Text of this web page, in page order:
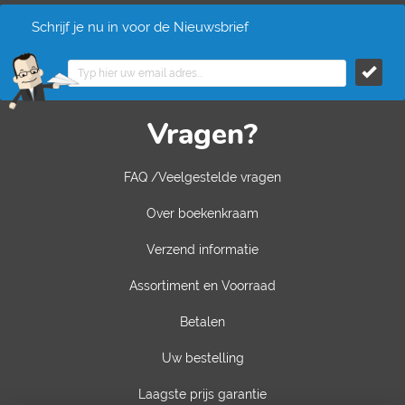
Schrijf je nu in voor de Nieuwsbrief
Vragen?
FAQ /Veelgestelde vragen
Over boekenkraam
Verzend informatie
Assortiment en Voorraad
Betalen
Uw bestelling
Laagste prijs garantie